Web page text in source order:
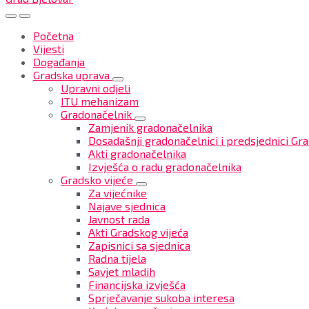
Početna
Vijesti
Događanja
Gradska uprava
Upravni odjeli
ITU mehanizam
Gradonačelnik
Zamjenik gradonačelnika
Dosadašnji gradonačelnici i predsjednici
Akti gradonačelnika
Izvješća o radu gradonačelnika
Gradsko vijeće
Za vijećnike
Najave sjednica
Javnost rada
Akti Gradskog vijeća
Zapisnici sa sjednica
Radna tijela
Savjet mladih
Financijska izvješća
Sprječavanje sukoba interesa